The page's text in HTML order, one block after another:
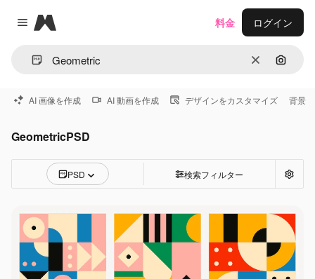
Close menu
Magnific
消去 画像で
料金 ログイン
AI 画像を作成 AI 動画を作成 デザインをカスタマイズ 背景
GeometricPSD
PSD 検索フィルター